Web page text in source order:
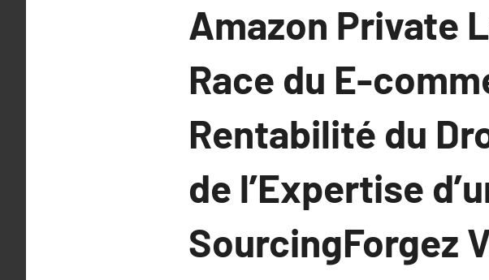
Amazon Private
Race du E-
Rentabilité du
de l’Expertise
SourcingForgez